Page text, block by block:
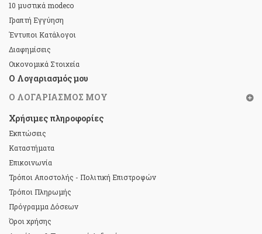
10 μυστικά modeco
Γραπτή Εγγύηση
Έντυποι Κατάλογοι
Διαφημίσεις
Οικονομικά Στοιχεία
Ο Λογαριασμός μου
Ο ΛΟΓΑΡΙΑΣΜΌΣ ΜΟΥ
Χρήσιμες πληροφορίες
Εκπτώσεις
Καταστήματα
Επικοινωνία
Τρόποι Αποστολής - Πολιτική Επιστροφών
Τρόποι Πληρωμής
Πρόγραμμα Δόσεων
Όροι χρήσης